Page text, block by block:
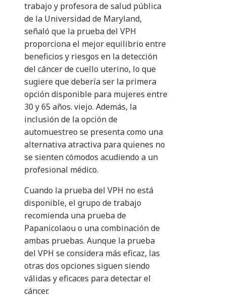
trabajo y profesora de salud pública
de la Universidad de Maryland,
señaló que la prueba del VPH
proporciona el mejor equilibrio entre
beneficios y riesgos en la detección
del cáncer de cuello uterino, lo que
sugiere que debería ser la primera
opción disponible para mujeres entre
30 y 65 años. viejo. Además, la
inclusión de la opción de
automuestreo se presenta como una
alternativa atractiva para quienes no
se sienten cómodos acudiendo a un
profesional médico.
Cuando la prueba del VPH no está
disponible, el grupo de trabajo
recomienda una prueba de
Papanicolaou o una combinación de
ambas pruebas. Aunque la prueba
del VPH se considera más eficaz, las
otras dos opciones siguen siendo
válidas y eficaces para detectar el
cáncer.